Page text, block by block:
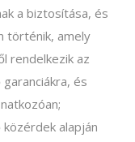
a biztosítása, és
történik, amely
rendelkezik az
és
alapján